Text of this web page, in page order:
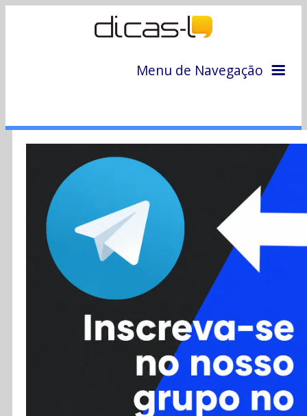
Menu de Navegação
Colunas
Colaboradores
Cursos
Enviar Dica